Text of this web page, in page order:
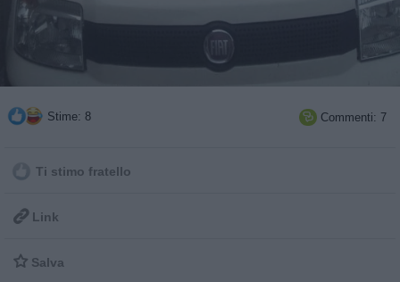
Stime: 8  Commenti: 7
Ti stimo fratello
 Link
 Salva